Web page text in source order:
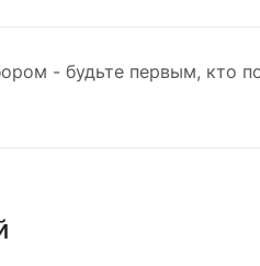
- будьте первым, кто